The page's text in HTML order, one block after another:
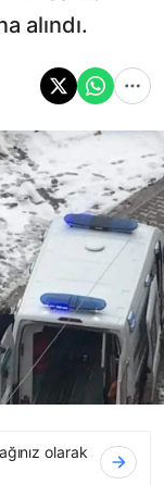
alındı.
olarak